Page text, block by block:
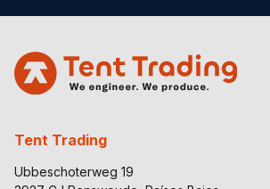
Tent Trading
Ubbeschoterweg 19